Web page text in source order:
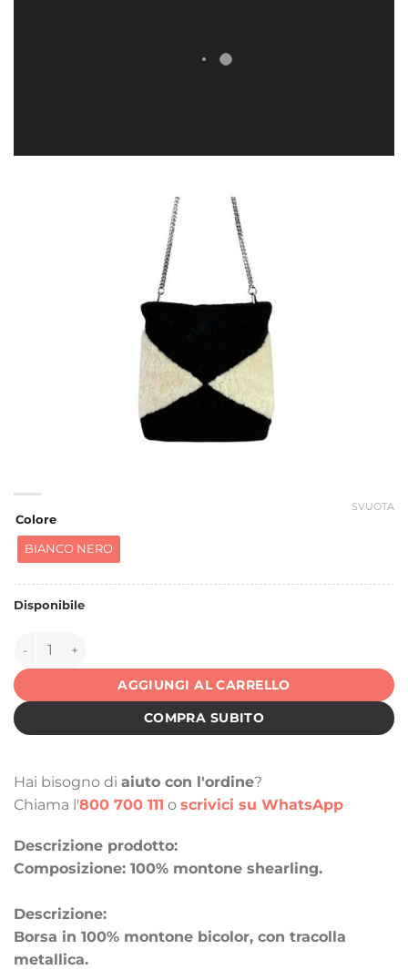
Colore
BIANCO NERO
SVUOTA
Disponibile
150514 quantità
AGGIUNGI AL CARRELLO
COMPRA SUBITO
Hai bisogno di aiuto con l'ordine?
Chiama l'800 700 111 o scrivici su WhatsApp
Descrizione prodotto:
Composizione: 100% montone shearling.
Descrizione:
Borsa in 100% montone bicolor, con tracolla
metallica.